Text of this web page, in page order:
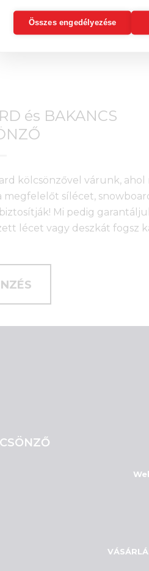
és BAKANCS
kölcsönzővel várunk, ahol
sílécet,
Mi pedig
lécet vagy deszkát fogsz
Összes engedélyezése